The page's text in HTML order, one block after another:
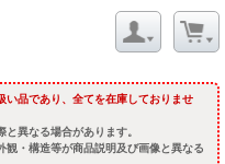
い品であり、全てを在庫しておりませ
異なる場合があります。
観・構造等が商品説明及び画像と異なる